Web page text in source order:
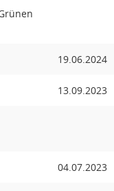
19.06.2024
13.09.2023
04.07.2023